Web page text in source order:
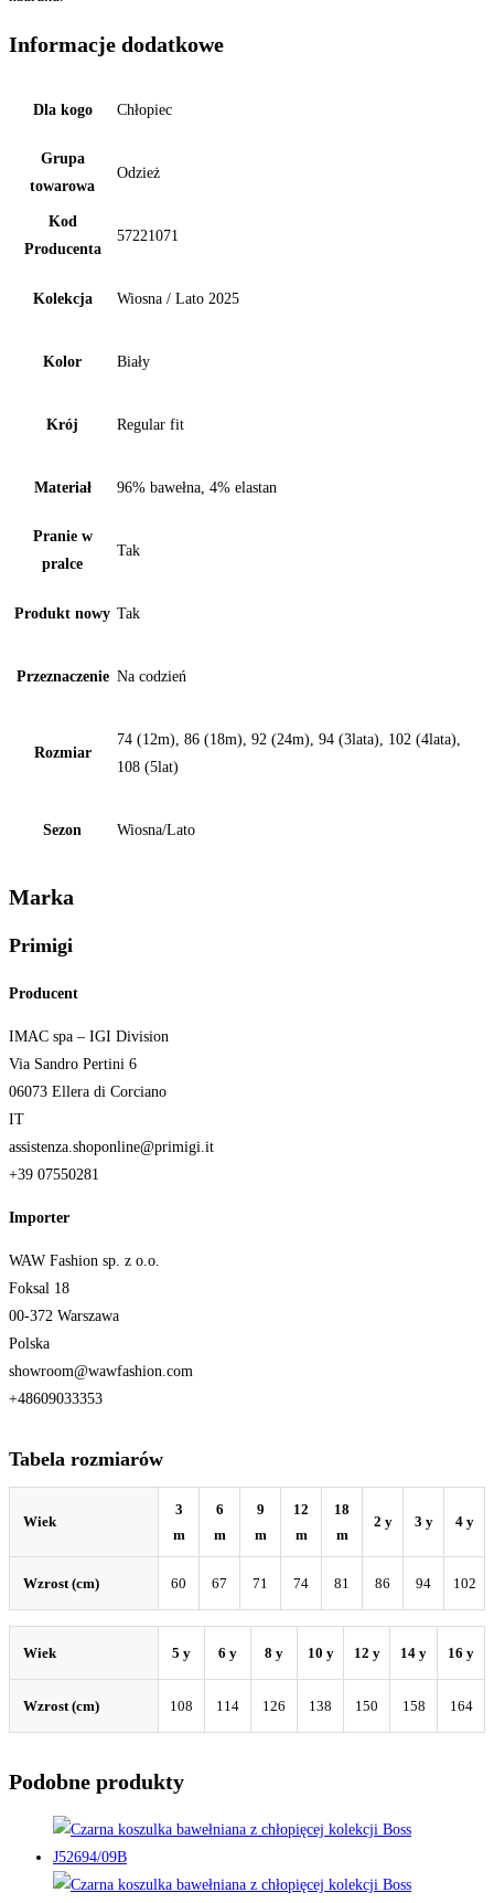
Informacje dodatkowe
Dla kogo Chłopiec
Grupa
towarowa
Odzież
Kod
Producenta
57221071
Kolekcja Wiosna / Lato 2025
Kolor Biały
Krój Regular fit
Materiał 96% bawełna, 4% elastan
Pranie w
pralce
Tak
Produkt nowy Tak
Przeznaczenie Na codzień
Rozmiar
74 (12m), 86 (18m), 92 (24m), 94 (3lata), 102 (4lata),
108 (5lat)
Sezon Wiosna/Lato
Marka
Primigi
Producent
IMAC spa – IGI Division
Via Sandro Pertini 6
06073 Ellera di Corciano
IT
assistenza.shoponline@primigi.it
+39 07550281
Importer
WAW Fashion sp. z o.o.
Foksal 18
00-372 Warszawa
Polska
showroom@wawfashion.com
+48609033353
Tabela rozmiarów
Wiek
3
m
6
m
9
m
12
m
18
m
2 y 3 y 4 y
Wzrost (cm) 60 67 71 74 81 86 94 102
Wiek 5 y 6 y 8 y 10 y 12 y 14 y 16 y
Wzrost (cm) 108 114 126 138 150 158 164
Podobne produkty